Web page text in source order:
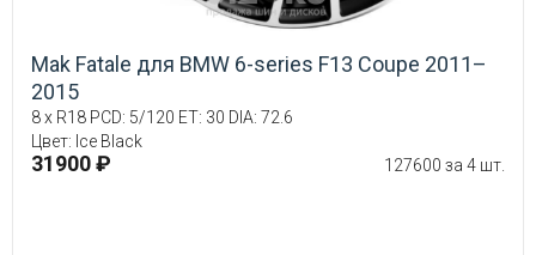
Mak Fatale для BMW 6-series F13 Coupe 2011–
2015
8 x R18 PCD: 5/120 ET: 30 DIA: 72.6
Цвет: Ice Black
31900 ₽ 127600 за 4 шт.